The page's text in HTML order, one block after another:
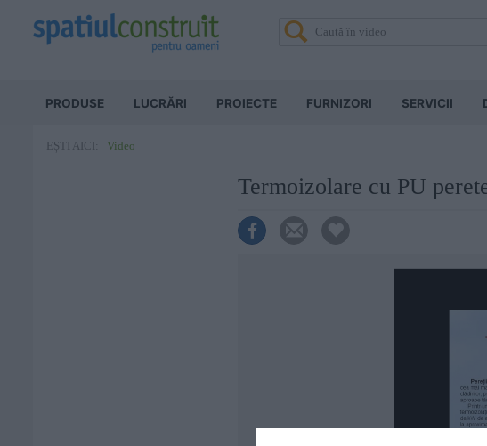
PRODUSE LUCRĂRI PROIECTE FURNIZORI SERVICII
EȘTI AICI: Video
Termoizolare cu PU